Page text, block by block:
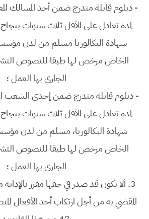
- دبلوم قابلة مندرج ضمن أحد المسالك
لمدة تعادل على الأقل ثلاث سنوات
شهادة البكالوريا مسلم من لدن
الخاص مرخص لها طبقا للنصوص
الجاري بها العمل ؛
- دبلوم قابلة مندرج ضمن إحدى الشعب
لمدة تعادل على الأقل ثلاث سنوات
شهادة البكالوريا، مسلم من لدن
الخاص مرخص لها طبقا للنصوص
الجاري بها العمل ؛
3. ألا يكون قد صدر في حقها مقرر
المقضي به من أجل ارتكاب أحد الأفعال